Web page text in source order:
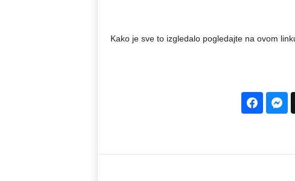
Kako je sve to izgledalo pogledajte na ovom